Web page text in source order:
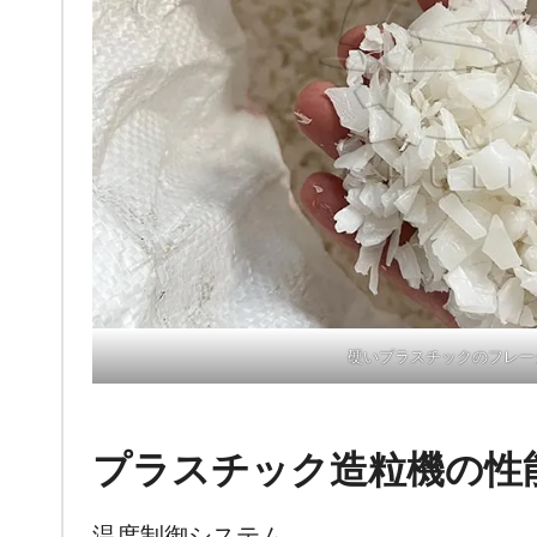
硬いプラスチックのフレ
プラスチック造粒機の性